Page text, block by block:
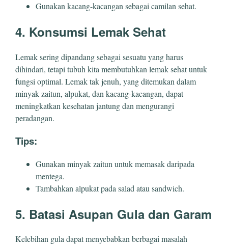
Gunakan kacang-kacangan sebagai camilan sehat.
4. Konsumsi Lemak Sehat
Lemak sering dipandang sebagai sesuatu yang harus
dihindari, tetapi tubuh kita membutuhkan lemak sehat untuk
fungsi optimal. Lemak tak jenuh, yang ditemukan dalam
minyak zaitun, alpukat, dan kacang-kacangan, dapat
meningkatkan kesehatan jantung dan mengurangi
peradangan.
Tips:
Gunakan minyak zaitun untuk memasak daripada
mentega.
Tambahkan alpukat pada salad atau sandwich.
5. Batasi Asupan Gula dan Garam
Kelebihan gula dapat menyebabkan berbagai masalah